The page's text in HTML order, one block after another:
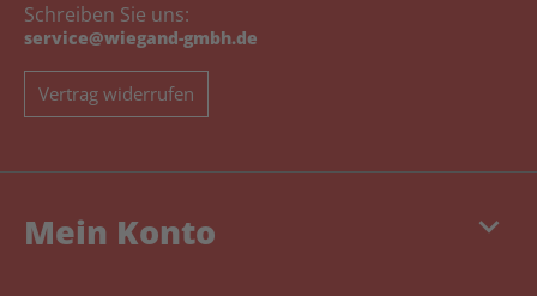
Schreiben Sie uns:
service@wiegand-gmbh.de
Vertrag widerrufen
keyboard_arrow_down
Mein Konto